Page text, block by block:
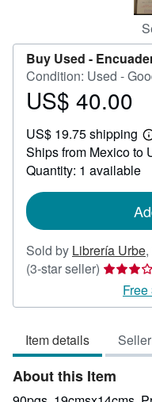
Buy Used -
Condition: Used -
Price
40.00
US$ 40.00
US$ 19.75 shipping
Ships from Mexico to
Quantity: 1 available
Sold by Librería Urbe,
(3-star seller) Seller
rating
3
5
stars
Item details
About this Item